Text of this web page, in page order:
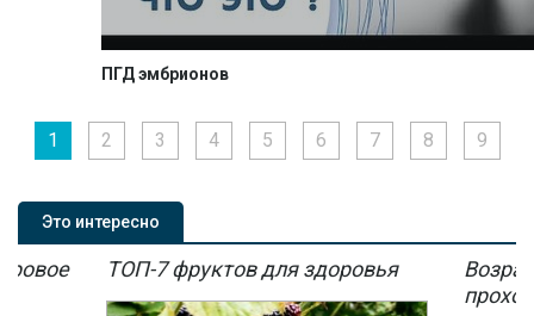
ПГД эмбрионов
1 2 3 4 5 6 7 8 9
Это интересно
ТОП-7 фруктов для здоровья